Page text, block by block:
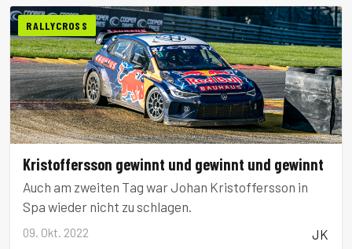
RALLYCROSS
Kristoffersson gewinnt und gewinnt und gewinnt
Auch am zweiten Tag war Johan Kristoffersson in
Spa wieder nicht zu schlagen.
09. Okt. 2022 JK